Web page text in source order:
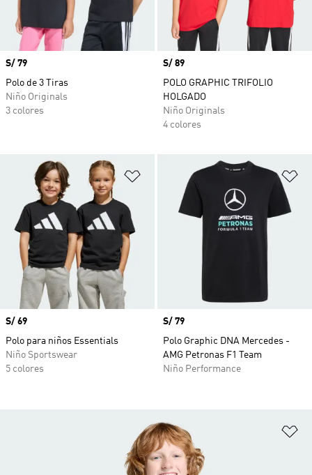
Precio
S/ 79
Polo de 3 Tiras
Niño Originals
3 colores
Precio
S/ 89
POLO GRAPHIC TRIFOLIO
HOLGADO
Niño Originals
4 colores
Añadir a la lista de deseos
Precio
S/ 69
Polo para niños Essentials
Niño Sportswear
5 colores
Precio
S/ 79
Polo Graphic DNA Mercedes -
AMG Petronas F1 Team
Niño Performance